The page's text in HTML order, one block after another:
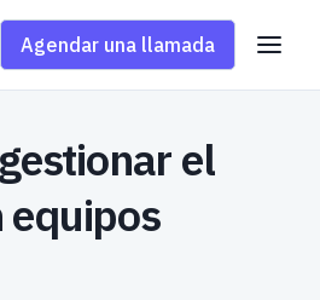
Agendar una llamada
el
equipos